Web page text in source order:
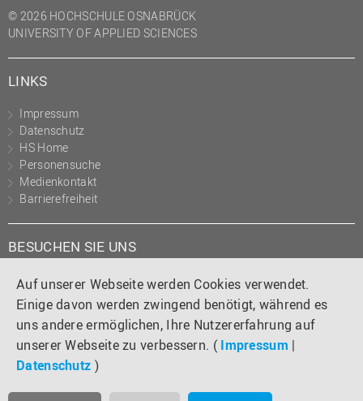
Auf unserer Webseite werden Cookies verwendet.
Einige davon werden zwingend benötigt, während es
uns andere ermöglichen, Ihre Nutzererfahrung auf
unserer Webseite zu verbessern. ( Impressum |
Datenschutz )
© 2026 HOCHSCHULE OSNABRÜCK
UNIVERSITY OF APPLIED SCIENCES
LINKS
Impressum
Datenschutz
HS Home
Personensuche
Medienkontakt
Barrierefreiheit
BESUCHEN SIE UNS
Instagram
TiktokLinkedIn
YouTube
Facebook